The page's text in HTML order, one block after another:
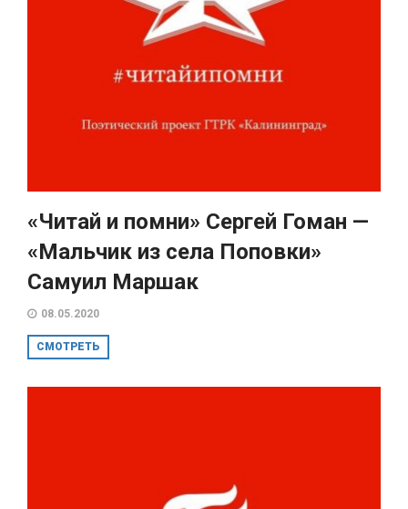
«Читай и помни» Сергей Гоман —
«Мальчик из села Поповки»
Самуил Маршак
08.05.2020
СМОТРЕТЬ